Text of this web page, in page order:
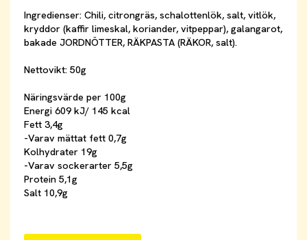
Ingredienser: Chili, citrongräs, schalottenlök, salt, vitlök,
kryddor (kaffir limeskal, koriander, vitpeppar), galangarot,
bakade JORDNÖTTER, RÄKPASTA (RÄKOR, salt).
Nettovikt: 50g
Näringsvärde per 100g
Energi 609 kJ/ 145 kcal
Fett 3,4g
-Varav mättat fett 0,7g
Kolhydrater 19g
-Varav sockerarter 5,5g
Protein 5,1g
Salt 10,9g